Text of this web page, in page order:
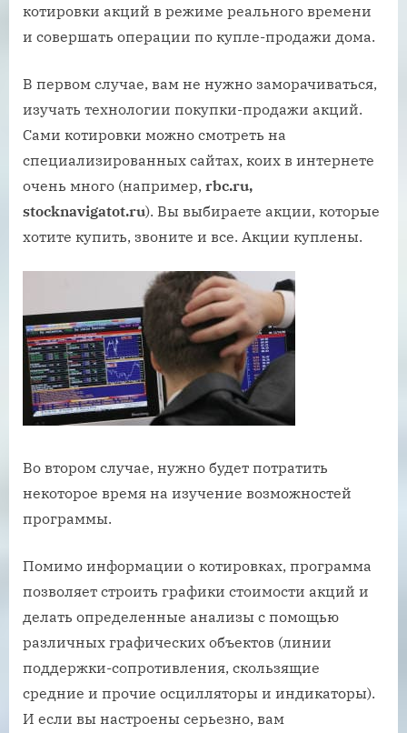
котировки акций в режиме реального времени
и совершать операции по купле-продажи дома.
В первом случае, вам не нужно заморачиваться,
изучать технологии покупки-продажи акций.
Сами котировки можно смотреть на
специализированных сайтах, коих в интернете
очень много (например, rbc.ru,
stocknavigatot.ru). Вы выбираете акции, которые
хотите купить, звоните и все. Акции куплены.
Во втором случае, нужно будет потратить
некоторое время на изучение возможностей
программы.
Помимо информации о котировках, программа
позволяет строить графики стоимости акций и
делать определенные анализы с помощью
различных графических объектов (линии
поддержки-сопротивления, скользящие
средние и прочие осцилляторы и индикаторы).
И если вы настроены серьезно, вам